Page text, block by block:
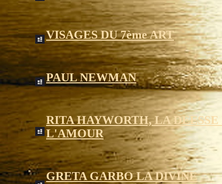
VISAGES DU 7ème ART
PAUL NEWMAN
RITA HAYWORTH, LA DEESSE
L'AMOUR
GRETA GARBO LA DIVINE